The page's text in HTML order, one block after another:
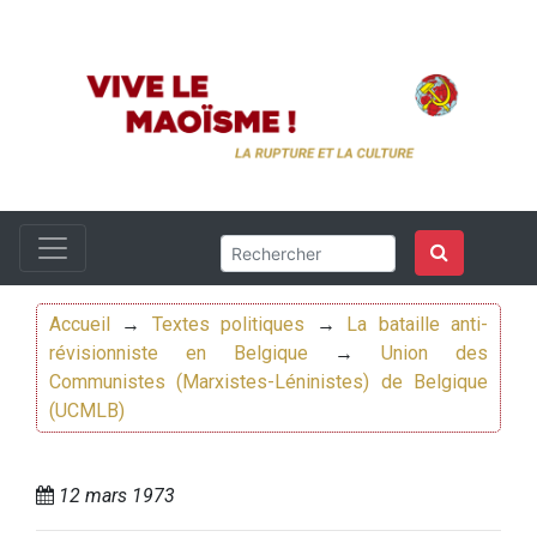
Accueil → Textes politiques →
La bataille anti-
révisionniste en Belgique →Union des
Communistes (Marxistes-Léninistes) de Belgique
(UCMLB)
12 mars 1973